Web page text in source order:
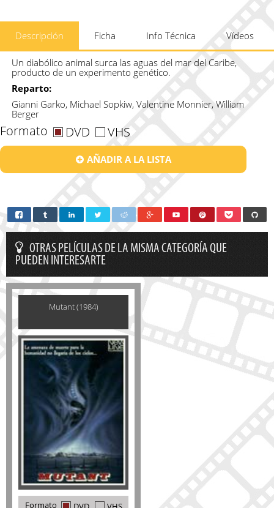
Descripción Ficha Info Técnica Vídeos
Un diabólico animal surca las aguas del mar del Caribe,
producto de un experimento genético.
Reparto:
Gianni Garko, Michael Sopkiw, Valentine Monnier, William
Berger
Formato DVD VHS
AÑADIR A LA LISTA
OTRAS PELÍCULAS DE LA MISMA CATEGORÍA QUE
PUEDEN INTERESARTE
Mutant (1984)
Formato